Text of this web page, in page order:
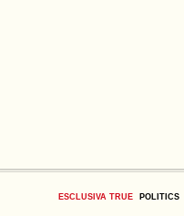
ESCLUSIVA TRUE POLITICS